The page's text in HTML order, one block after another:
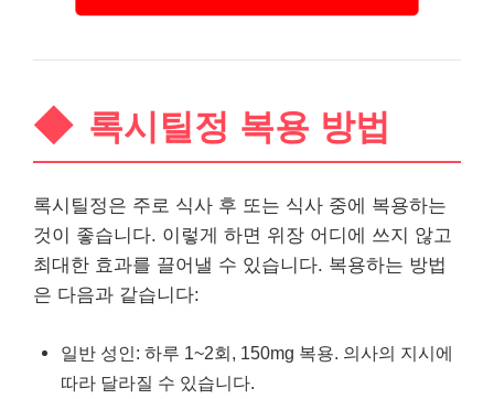
록시틸정 복용 방법
록시틸정은 주로 식사 후 또는 식사 중에 복용하는
것이 좋습니다. 이렇게 하면 위장 어디에 쓰지 않고
최대한 효과를 끌어낼 수 있습니다. 복용하는 방법
은 다음과 같습니다:
일반 성인: 하루 1~2회, 150mg 복용. 의사의 지시에
따라 달라질 수 있습니다.